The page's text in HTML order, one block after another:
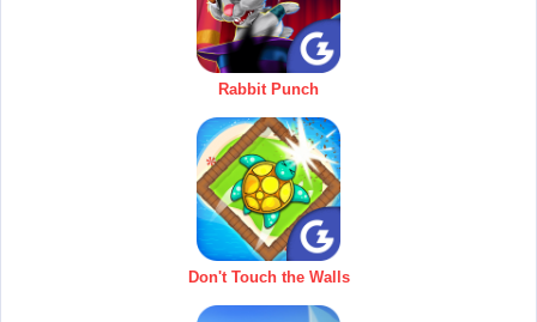
Rabbit Punch
Don't Touch the Walls